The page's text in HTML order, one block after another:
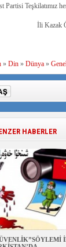
Partisi Teşkilatımız
İli Kazak
» Din» Dünya»
HABERLER